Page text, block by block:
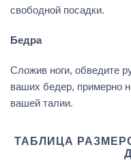
свободной посадки.
Бедра
Сложив ноги, обведите
ваших бедер, примерно
вашей талии.
ТАБЛИЦА